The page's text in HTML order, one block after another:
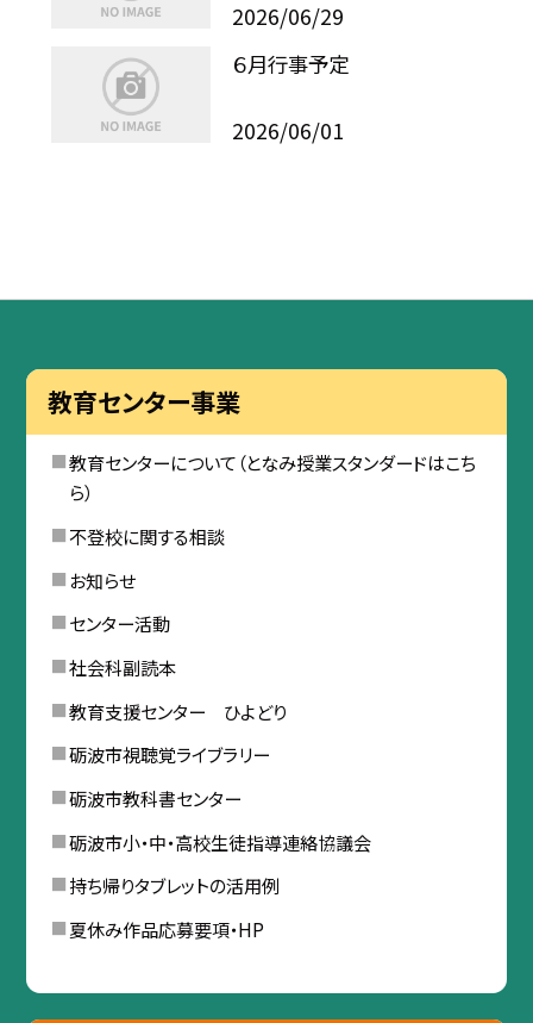
2026/06/29
６月行事予定
2026/06/01
教育センター事業
教育センターについて（となみ授業スタンダードはこち
ら）
不登校に関する相談
お知らせ
センター活動
社会科副読本
教育支援センター ひよどり
砺波市視聴覚ライブラリー
砺波市教科書センター
砺波市小・中・高校生徒指導連絡協議会
持ち帰りタブレットの活用例
夏休み作品応募要項・HP